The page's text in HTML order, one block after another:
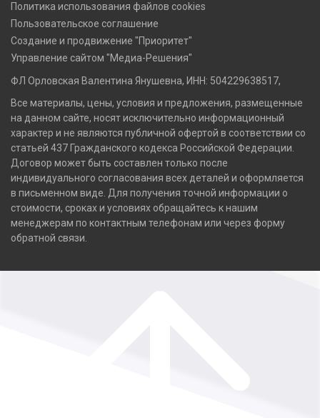
Политика использования файлов cookies
Пользовательское соглашение
Создание и продвижение "Приоритет"
Управление сайтом "Медиа-Решения"
ФЛ Орловская Валентина Янушевна, ИНН: 504229638517,
Все материалы, цены, условия и предложения, размещенные
на данном сайте, носят исключительно информационный
характер и не являются публичной офертой в соответствии со
статьей 437 Гражданского кодекса Российской Федерации.
Договор может быть составлен только после
индивидуального согласования всех деталей и оформляется
в письменном виде. Для получения точной информации о
стоимости, сроках и условиях обращайтесь к нашим
менеджерам по контактным телефонам или через форму
обратной связи.